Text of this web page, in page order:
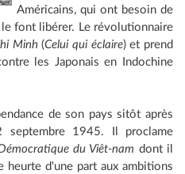
Américains, qui ont besoin de
font libérer. Le révolutionnaire
Minh (Celui qui éclaire) et prend
les Japonais en Indochine
de son pays sitôt après
septembre 1945. Il proclame
du Viêt-nam dont il
d'une part aux ambitions